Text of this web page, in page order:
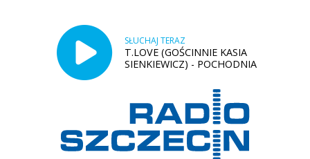
SŁUCHAJ TERAZ
T.LOVE (GOŚCINNIE KASIA
SIENKIEWICZ) - POCHODNIA